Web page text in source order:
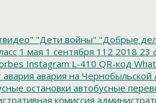
"Дети войны" "Добрые
1 мая 1 сентября 112 2018 23
Instagram L-410 QR-код
авария авария на Чернобыльской
остановки автобусные
комиссия